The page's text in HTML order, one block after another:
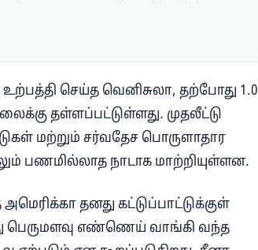
செய்த வெனிசுலா, தற்போது 1.0
தள்ளப்பட்டுள்ளது. முதலீட்டு
மற்றும் சர்வதேச பொருளாதார
பணமில்லாத நாடாக மாற்றியுள்ளன.
தனது கட்டுப்பாட்டுக்குள்
பெருமளவு எண்ணெய் வாங்கி வந்த